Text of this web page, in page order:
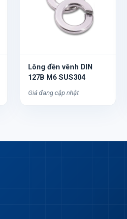
Lông đền vênh DIN
127B M6 SUS304
Giá đang cập nhật